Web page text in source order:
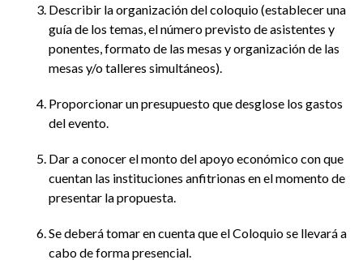
Describir la organización del coloquio (establecer una
guía de los temas, el número previsto de asistentes y
ponentes, formato de las mesas y organización de las
mesas y/o talleres simultáneos).
Proporcionar un presupuesto que desglose los gastos
del evento.
Dar a conocer el monto del apoyo económico con que
cuentan las instituciones anfitrionas en el momento de
presentar la propuesta.
Se deberá tomar en cuenta que el Coloquio se llevará a
cabo de forma presencial.